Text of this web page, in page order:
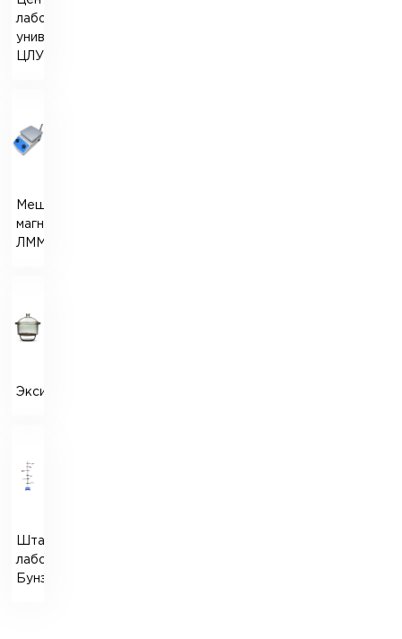
лабораторная
универсальная
ЦЛУ-1
Мешалка
магнитная
ЛММ-2
Эксикаторы
Штатив
лабораторный
Бунзена